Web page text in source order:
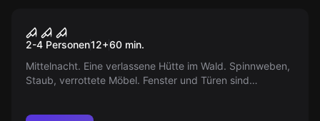
Teil 1 - House Of Fear
2-4 Personen12+60 min.
Mittelnacht. Eine verlassene Hütte im Wald. Spinnweben,
Staub, verrottete Möbel. Fenster und Türen sind